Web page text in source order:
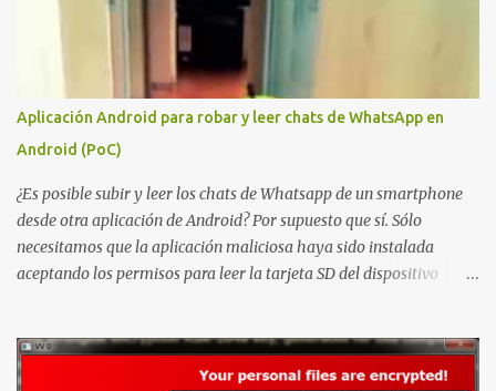
Certificate Services y que, según Microsoft, permite que un usuario
autenticado eleve privilegios a través de la red debido a un
problema de autorización. La vulnerabilidad ha recibido una
puntuación CVSS 8.8 y ya dispone de un Proof of Concept público.
Lo interesante de Certighost no es únicamente la vulnerabilidad,
sino el objetivo final. Mientras muchos ataques contra AD CS
buscan obtener un certificado válido para ...
Aplicación Android para robar y leer chats de WhatsApp en
Android (PoC)
¿Es posible subir y leer los chats de Whatsapp de un smartphone
desde otra aplicación de Android? Por supuesto que sí. Sólo
necesitamos que la aplicación maliciosa haya sido instalada
aceptando los permisos para leer la tarjeta SD del dispositivo
montar nuestro propio Whatsapp Stealer y ahora Bas Bosschert
ha publicado una PoC con unas pocas modificaciones. Para